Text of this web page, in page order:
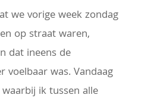
we vorige week zondag
op straat waren,
dat ineens de
voelbaar was. Vandaag
ik tussen alle